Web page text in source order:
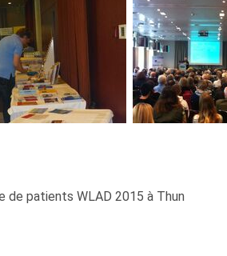
de patients WLAD 2015 à Thun